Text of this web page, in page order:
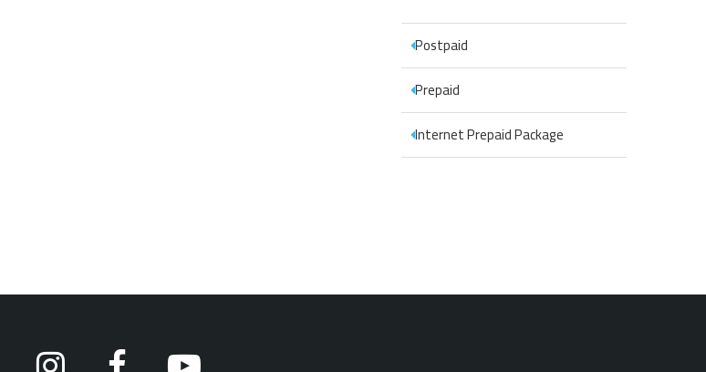
Postpaid
Prepaid
Internet Prepaid Package